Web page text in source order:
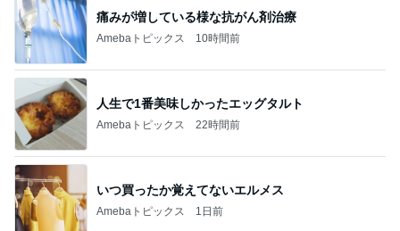
痛みが増している様な抗がん剤治療
Amebaトピックス 10時間前
人生で1番美味しかったエッグタルト
Amebaトピックス 22時間前
いつ買ったか覚えてないエルメス
Amebaトピックス 1日前